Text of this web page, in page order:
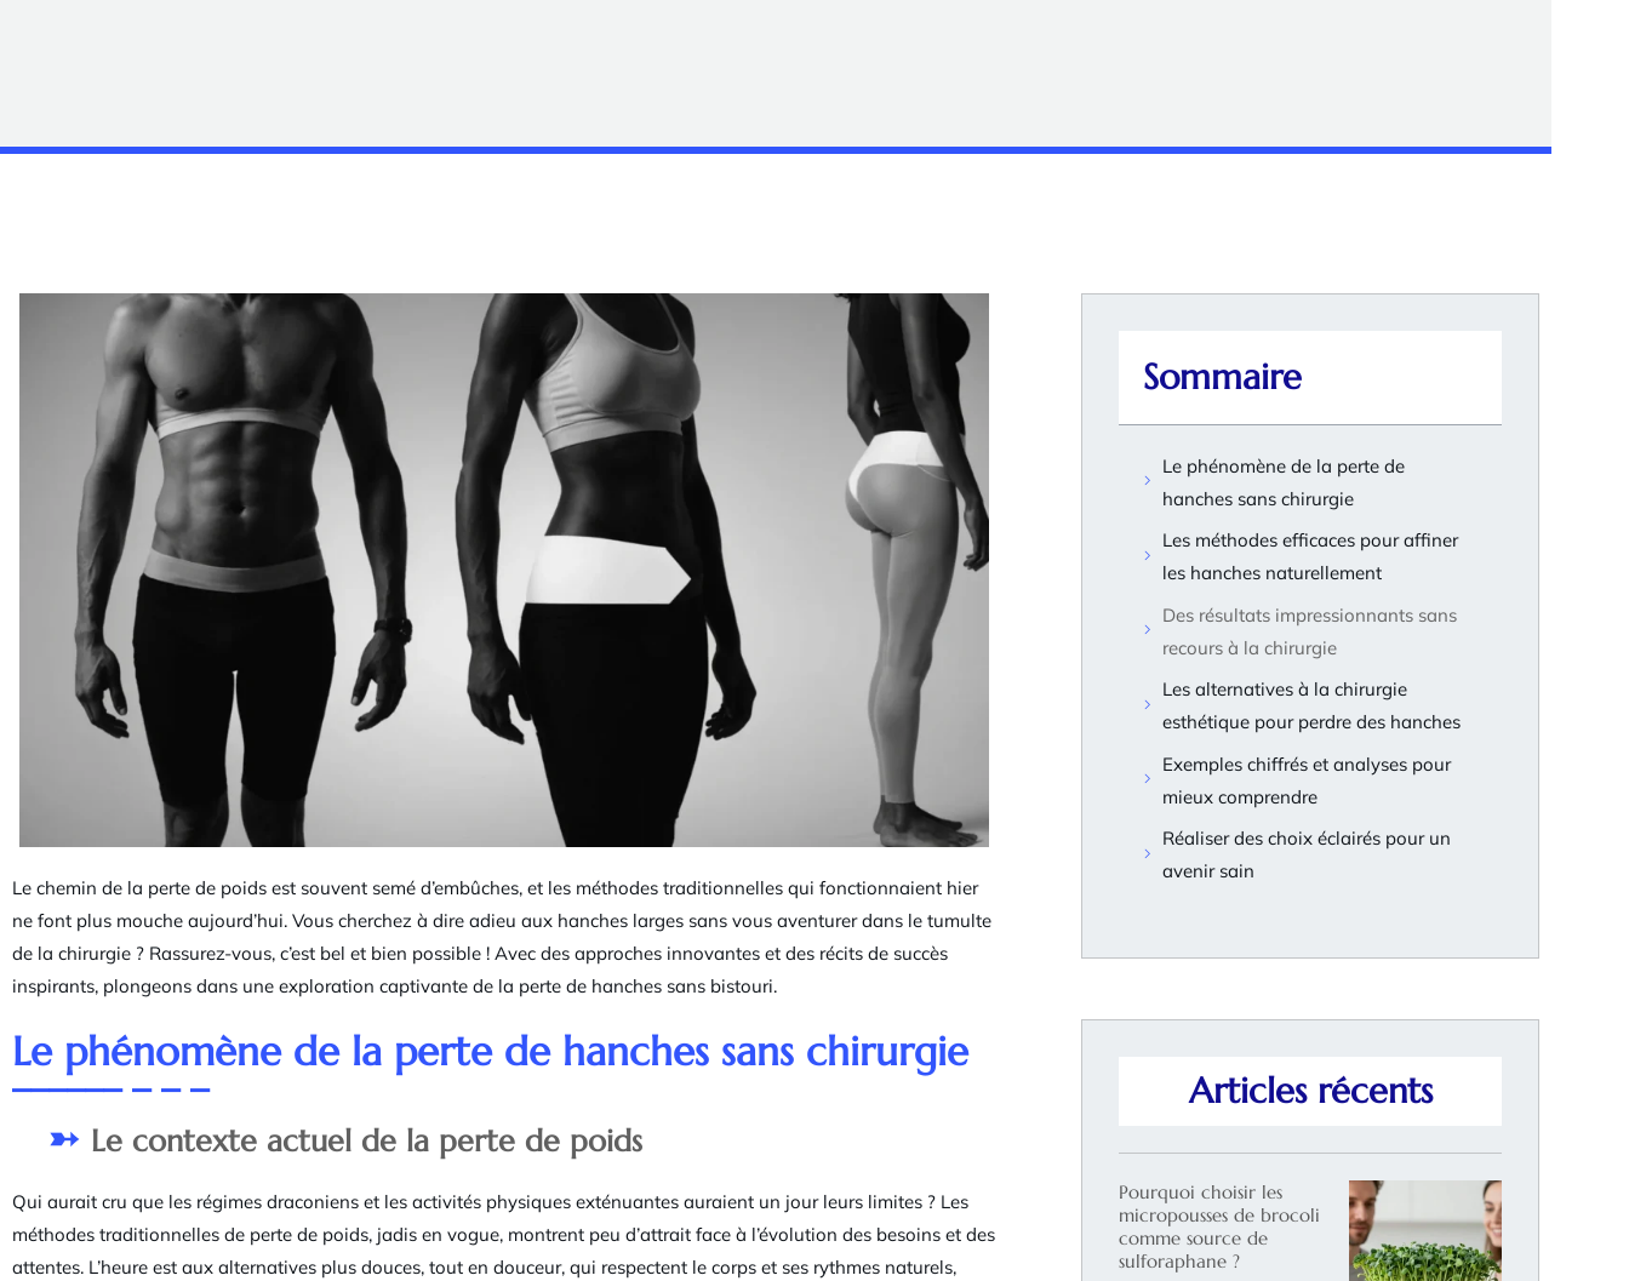
Le chemin de la perte de poids est souvent semé d’embûches, et les méthodes traditionnelles qui fonctionnaient hier
ne font plus mouche aujourd’hui. Vous cherchez à dire adieu aux hanches larges sans vous aventurer dans le tumulte
de la chirurgie ? Rassurez-vous, c’est bel et bien possible ! Avec des approches innovantes et des récits de succès
inspirants, plongeons dans une exploration captivante de la perte de hanches sans bistouri.
Le phénomène de la perte de hanches sans chirurgie
Le contexte actuel de la perte de poids
Qui aurait cru que les régimes draconiens et les activités physiques exténuantes auraient un jour leurs limites ? Les
méthodes traditionnelles de perte de poids, jadis en vogue, montrent peu d’attrait face à l’évolution des besoins et des
attentes. L’heure est aux alternatives plus douces, tout en douceur, qui respectent le corps et ses rythmes naturels,
Sommaire
Le phénomène de la perte de
hanches sans chirurgie
Les méthodes efficaces pour affiner
les hanches naturellement
Des résultats impressionnants sans
recours à la chirurgie
Les alternatives à la chirurgie
esthétique pour perdre des hanches
Exemples chiffrés et analyses pour
mieux comprendre
Réaliser des choix éclairés pour un
avenir sain
Articles récents
Pourquoi choisir les
micropousses de brocoli
comme source de
sulforaphane ?